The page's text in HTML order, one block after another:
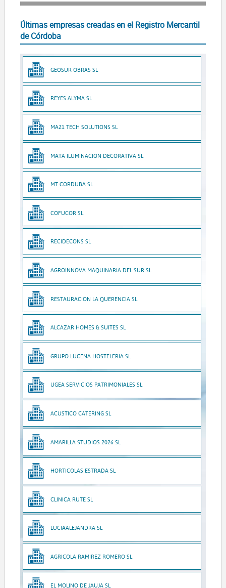
Últimas empresas creadas en el Registro Mercantil
de Córdoba
GEOSUR OBRAS SL
REYES ALYMA SL
MA21 TECH SOLUTIONS SL
MATA ILUMINACION DECORATIVA SL
MT CORDUBA SL
COFUCOR SL
RECIDECONS SL
AGROINNOVA MAQUINARIA DEL SUR SL
RESTAURACION LA QUERENCIA SL
ALCAZAR HOMES & SUITES SL
GRUPO LUCENA HOSTELERIA SL
UGEA SERVICIOS PATRIMONIALES SL
ACUSTICO CATERING SL
AMARILLA STUDIOS 2026 SL
HORTICOLAS ESTRADA SL
CLINICA RUTE SL
LUCIAALEJANDRA SL
AGRICOLA RAMIREZ ROMERO SL
EL MOLINO DE JAUJA SL